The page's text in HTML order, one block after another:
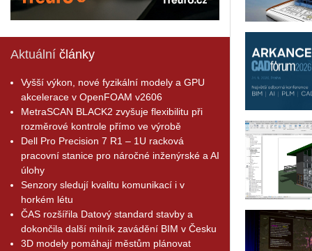
Aktuální články
Vyšší výkon, nové fyzikální modely a GPU
akcelerace v OpenFOAM v2606
MetraSCAN BLACK2 zvyšuje flexibilitu při
rozměrové kontrole přímo ve výrobě
Dell Pro Precision 7 R1 – 1U racková
pracovní stanice pro náročné inženýrské a AI
úlohy
Senzory sledují kvalitu komunikací i v
horkém létu
ČAS rozšířila Datový standard stavby a
dokončila další milník zavádění BIM v Česku
3D modely pomáhají městům plánovat